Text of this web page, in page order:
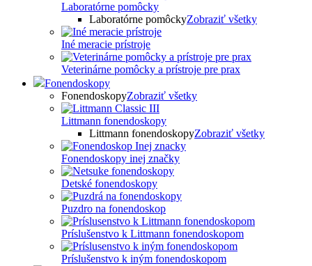
Laboratórne pomôcky
Laboratórne pomôckyZobraziť všetky
Iné meracie prístroje
Veterinárne pomôcky a prístroje pre prax
Fonendoskopy
FonendoskopyZobraziť všetky
Littmann fonendoskopy
Littmann fonendoskopyZobraziť všetky
Fonendoskopy inej značky
Detské fonendoskopy
Puzdro na fonendoskop
Príslušenstvo k Littmann fonendoskopom
Príslušenstvo k iným fonendoskopom